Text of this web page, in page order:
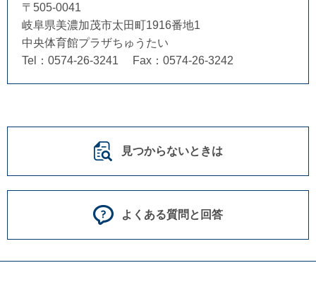
〒505-0041
岐阜県美濃加茂市太田町1916番地1
中央体育館プラザちゅうたい
Tel：0574-26-3241
Fax：0574-26-3242
見つからないときは
よくある質問と回答